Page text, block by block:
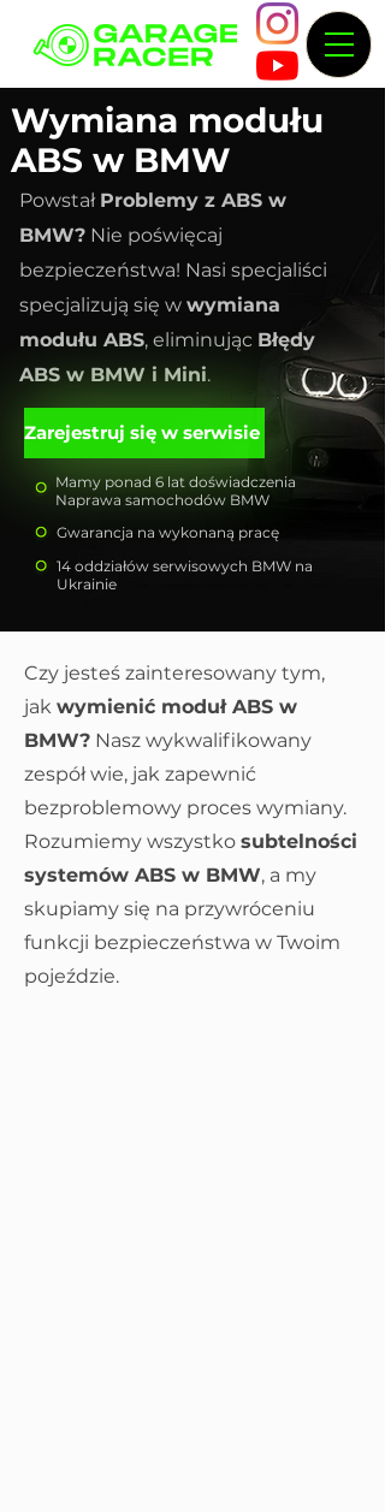
Wymiana modułu
ABS w BMW
Powstał Problemy z ABS w
BMW? Nie poświęcaj
bezpieczeństwa! Nasi specjaliści
specjalizują się w wymiana
modułu ABS, eliminując Błędy
ABS w BMW i Mini.
Zarejestruj się w serwisie
Mamy ponad 6 lat doświadczenia
Naprawa samochodów BMW
Gwarancja na wykonaną pracę
14 oddziałów serwisowych BMW na
Ukrainie
Czy jesteś zainteresowany tym,
jak wymienić moduł ABS w
BMW? Nasz wykwalifikowany
zespół wie, jak zapewnić
bezproblemowy proces wymiany.
Rozumiemy wszystko subtelności
systemów ABS w BMW, a my
skupiamy się na przywróceniu
funkcji bezpieczeństwa w Twoim
pojeździe.